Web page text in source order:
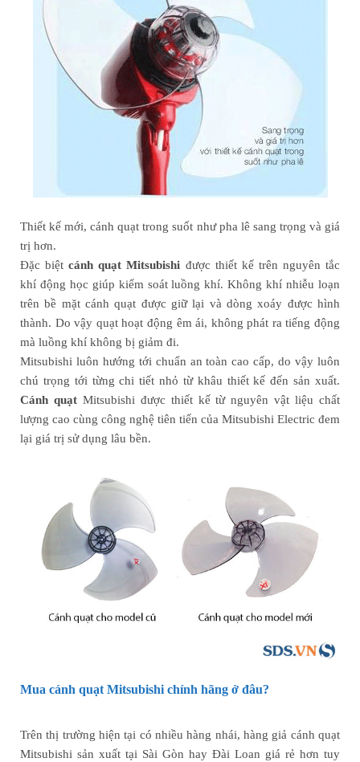
Thiết kế mới, cánh quạt trong suốt như pha lê sang trọng và giá
trị hơn.
Đặc biệtcánh quạt Mitsubishi được thiết kế trên nguyên tắc
khí động học giúp kiểm soát luồng khí. Không khí nhiễu loạn
trên bề mặt cánh quạt được giữ lại và dòng xoáy được hình
thành. Do vậy quạt hoạt động êm ái, không phát ra tiếng động
mà luồng khí không bị giảm đi.
Mitsubishi luôn hướng tới chuẩn an toàn cao cấp, do vậy luôn
chú trọng tới từng chi tiết nhỏ từ khâu thiết kế đến sản xuất.
Cánh quạtMitsubishi được thiết kế từ nguyên vật liệu chất
lượng cao cùng công nghệ tiên tiến của Mitsubishi Electric đem
lại giá trị sử dụng lâu bền.
Mua cánh quạt Mitsubishi chính hãng ở đâu?
Trên thị trường hiện tại có nhiều hàng nhái, hàng giả cánh quạt
Mitsubishi sản xuất tại Sài Gòn hay Đài Loan giá rẻ hơn tuy